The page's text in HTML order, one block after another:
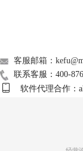
的常用音频格式，这
客服邮箱：
联系客服：400-
软件代理合作：